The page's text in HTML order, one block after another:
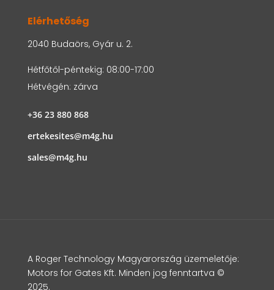
Elérhetőség
2040 Budaörs, Gyár u. 2.
Hétfőtől-péntekig: 08:00-17:00
Hétvégén: zárva
+36 23 880 868
ertekesites@m4g.hu
sales@m4g.hu
A Roger Technology Magyarország üzemeletője:
Motors for Gates Kft. Minden jog fenntartva ©
2025.